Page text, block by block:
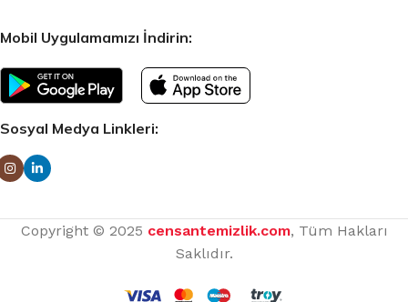
Mobil Uygulamamızı İndirin:
Sosyal Medya Linkleri:
Copyright © 2025 censantemizlik.com, Tüm Hakları
Saklıdır.